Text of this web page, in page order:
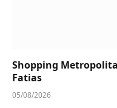
Shopping
Fatias
05/08/2026